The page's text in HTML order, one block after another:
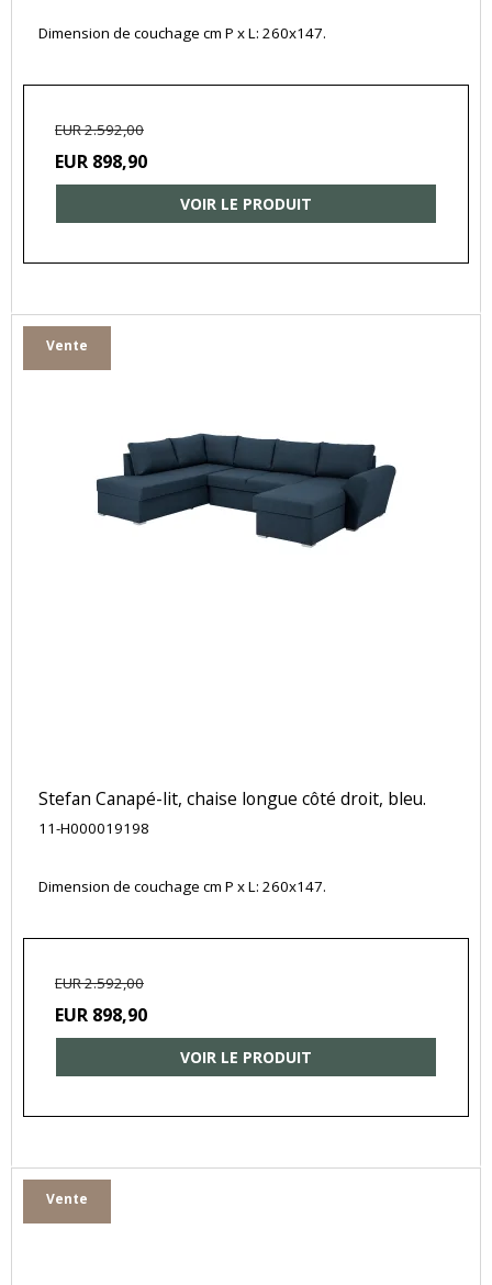
Dimension de couchage cm P x L: 260x147.
EUR 2.592,00
EUR 898,90
VOIR LE PRODUIT
Vente
Stefan Canapé-lit, chaise longue côté droit, bleu.
11-H000019198
Dimension de couchage cm P x L: 260x147.
EUR 2.592,00
EUR 898,90
VOIR LE PRODUIT
Vente